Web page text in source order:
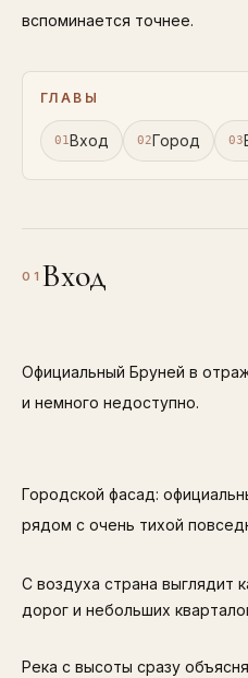
вспоминается точнее.
ГЛАВЫ
01Вход 02Город 03
01 Вход
Официальный Бруней в
и немного недоступно.
Городской фасад:
рядом с очень тихой
С воздуха страна выглядит
дорог и небольших
Река с высоты сразу